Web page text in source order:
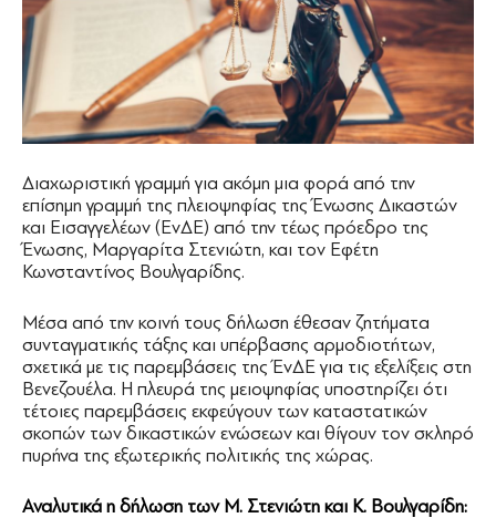
Διαχωριστική γραμμή για ακόμη μια φορά από την
επίσημη γραμμή της πλειοψηφίας της Ένωσης Δικαστών
και Εισαγγελέων (ΕνΔΕ) από την τέως πρόεδρο της
Ένωσης, Μαργαρίτα Στενιώτη, και τον Εφέτη
Κωνσταντίνος Βουλγαρίδης.
Μέσα από την κοινή τους δήλωση έθεσαν ζητήματα
συνταγματικής τάξης και υπέρβασης αρμοδιοτήτων,
σχετικά με τις παρεμβάσεις της ΈνΔΕ για τις εξελίξεις στη
Βενεζουέλα. Η πλευρά της μειοψηφίας υποστηρίζει ότι
τέτοιες παρεμβάσεις εκφεύγουν των καταστατικών
σκοπών των δικαστικών ενώσεων και θίγουν τον σκληρό
πυρήνα της εξωτερικής πολιτικής της χώρας.
Αναλυτικά η δήλωση των Μ. Στενιώτη και Κ. Βουλγαρίδη: